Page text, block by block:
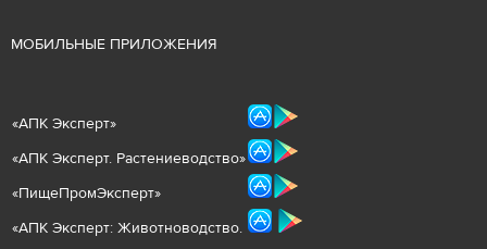
МОБИЛЬНЫЕ ПРИЛОЖЕНИЯ
«АПК Эксперт»
«АПК Эксперт. Растениеводство»
«ПищеПромЭксперт»
«АПК Эксперт: Животноводство.